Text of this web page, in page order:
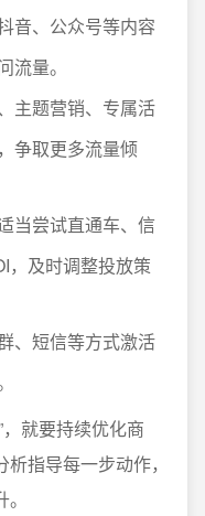
音、公众号等内容
流量。
主题营销、专属活
争取更多流量倾
当尝试直通车、信
，及时调整投放策
、短信等方式激活
就要持续优化商
指导每一步动作，